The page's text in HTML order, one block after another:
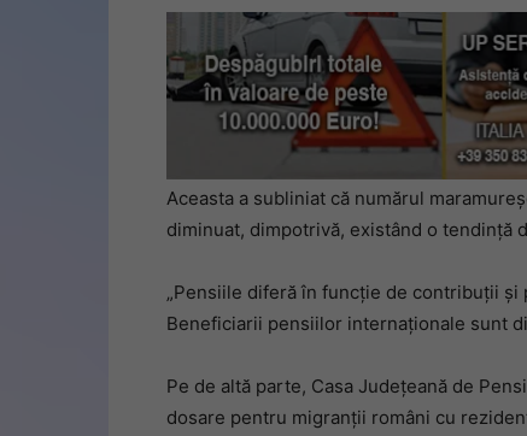
Aceasta a subliniat că numărul
diminuat, dimpotrivă, existând o tendință
„Pensiile diferă în funcție de contribuții
Beneficiarii pensiilor internaționale sunt
Pe de altă parte, Casa Județeană de
dosare pentru migranții români cu